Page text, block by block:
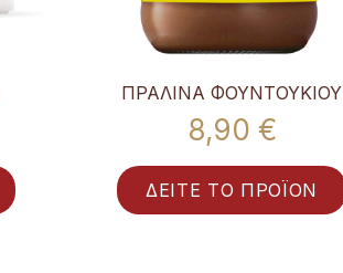
ΠΡΑΛΙΝΑ ΦΟΥΝΤΟΥΚΙΟΥ
8,90 €
ΔΕΙΤΕ ΤΟ ΠΡΟΪΟΝ